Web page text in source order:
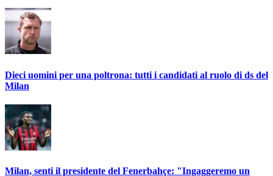
Dieci uomini per una poltrona: tutti i candidati al ruolo di ds del
Milan
Milan, senti il presidente del Fenerbahçe: "Ingaggeremo un